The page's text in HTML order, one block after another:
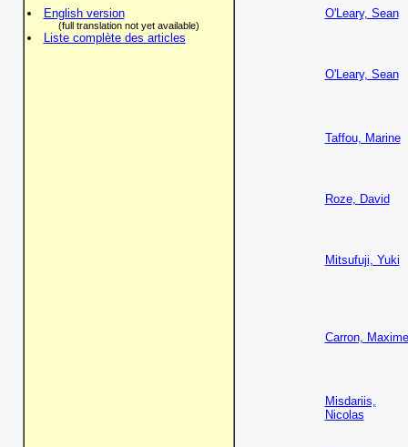
English version
(full translation not yet available)
Liste complète des articles
O'Leary, Sean
O'Leary, Sean
Taffou, Marine
Roze, David
Mitsufuji, Yuki
Carron, Maxime
Misdariis,
Nicolas